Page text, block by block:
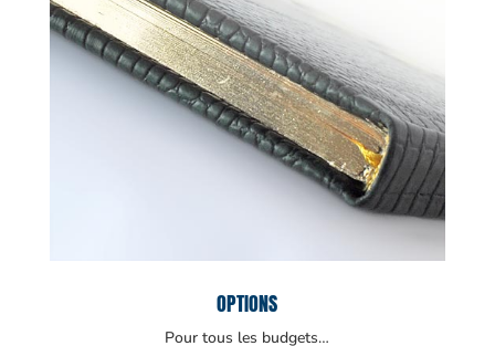
OPTIONS
Pour tous les budgets…